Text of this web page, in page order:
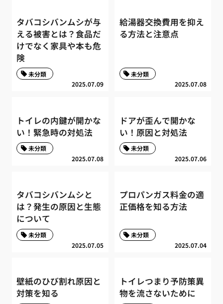
タバコシバンムシが与
える被害とは？食品だ
けでなく家具や本も危
険
2025.07.09
未分類
給湯器交換費用を抑え
る方法と注意点
2025.07.08
未分類
トイレの内鍵が開かな
い！緊急時の対処法
2025.07.08
未分類
ドアが歪んで開かな
い！原因と対処法
2025.07.06
未分類
タバコシバンムシと
は？発生の原因と生態
について
2025.07.05
未分類
プロパンガス料金の適
正価格を知る方法
2025.07.04
未分類
壁紙のひび割れ原因と
対策を知る
トイレつまり予防策異
物を流さないために